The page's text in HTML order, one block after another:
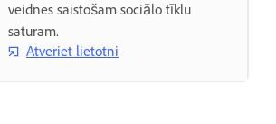
veidnes saistošam sociālo tīklu
saturam.
Atveriet lietotni